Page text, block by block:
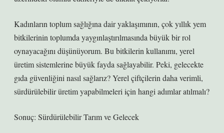
Kadınların toplum sağlığına dair yaklaşımının, çok yıllık yem
bitkilerinin toplumda yaygınlaştırılmasında büyük bir rol
oynayacağını düşünüyorum. Bu bitkilerin kullanımı, yerel
üretim sistemlerine büyük fayda sağlayabilir. Peki, gelecekte
gıda güvenliğini nasıl sağlarız? Yerel çiftçilerin daha verimli,
sürdürülebilir üretim yapabilmeleri için hangi adımlar atılmalı?
Sonuç: Sürdürülebilir Tarım ve Gelecek